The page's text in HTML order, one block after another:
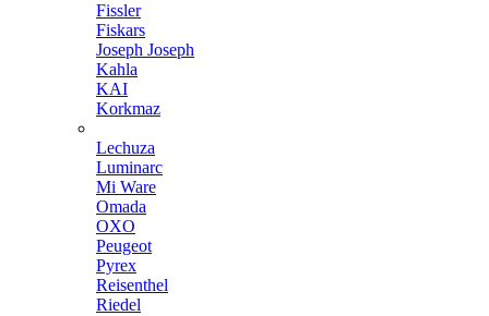
Fissler
Fiskars
Joseph Joseph
Kahla
KAI
Korkmaz
Lechuza
Luminarc
Mi Ware
Omada
OXO
Peugeot
Pyrex
Reisenthel
Riedel